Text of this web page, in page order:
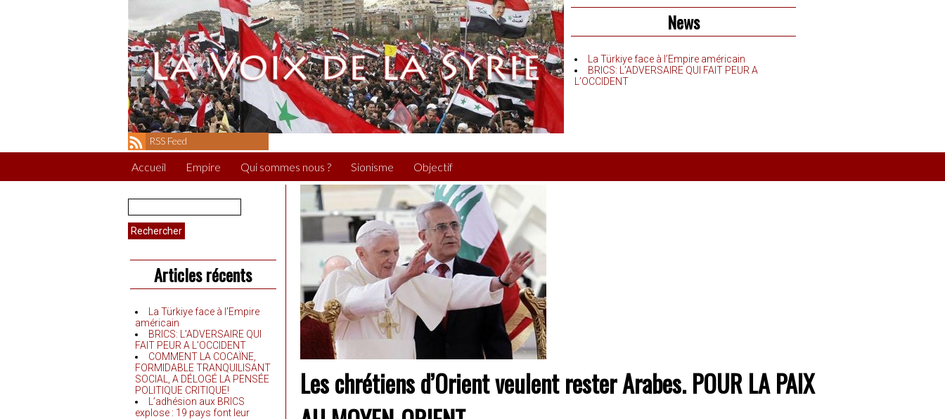
News
La Türkiye face à l’Empire américain
BRICS: L’ADVERSAIRE QUI FAIT PEUR A
L’OCCIDENT
RSS Feed
Accueil Empire Qui sommes nous ? Sionisme Objectif
Rechercher :
Articles récents
La Türkiye face à l’Empire
américain
BRICS: L’ADVERSAIRE QUI
FAIT PEUR A L’OCCIDENT
COMMENT LA COCAÏNE,
FORMIDABLE TRANQUILISANT
SOCIAL, A DÉLOGÉ LA PENSÉE
POLITIQUE CRITIQUE!
L’adhésion aux BRICS
explose : 19 pays font leur
Les chrétiens d’Orient veulent rester Arabes. POUR LA PAIX